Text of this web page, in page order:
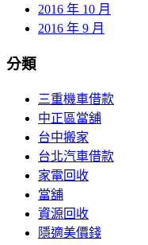
2016 年 10 月
2016 年 9 月
分類
三重機車借款
中正區當舖
台中搬家
台北汽車借款
家電回收
當舖
資源回收
隱適美價錢